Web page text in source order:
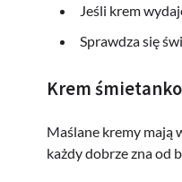
Jeśli krem
Sprawdza się
Krem
Maślane kremy mają
każdy dobrze zna od